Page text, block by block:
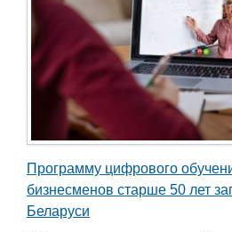
Программу цифрового
бизнесменов старше 50 лет
Беларуси